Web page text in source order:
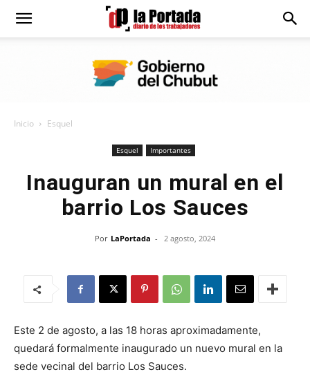
Diario
Inicio Esquel
Esquel Importantes
Inauguran un mural en el
barrio Los Sauces
Por LaPortada - 2 agosto, 2024
Este 2 de agosto, a las 18 horas aproximadamente,
quedará formalmente inaugurado un nuevo mural en la
sede vecinal del barrio Los Sauces.